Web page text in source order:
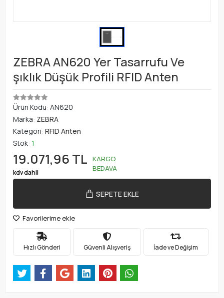
ZEBRA AN620 Yer Tasarrufu Ve
şıklık Düşük Profili RFID Anten
Ürün Kodu: AN620
Marka: ZEBRA
Kategori: RFID Anten
Stok: 1
19.071,96 TL
kdv dahil
KARGO
BEDAVA
SEPETE EKLE
Favorilerime ekle
Hızlı Gönderi Güvenli Alışveriş İade ve Değişim